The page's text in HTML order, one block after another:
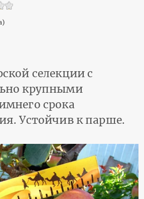
селекции с
крупными
срока
Устойчив к парше.